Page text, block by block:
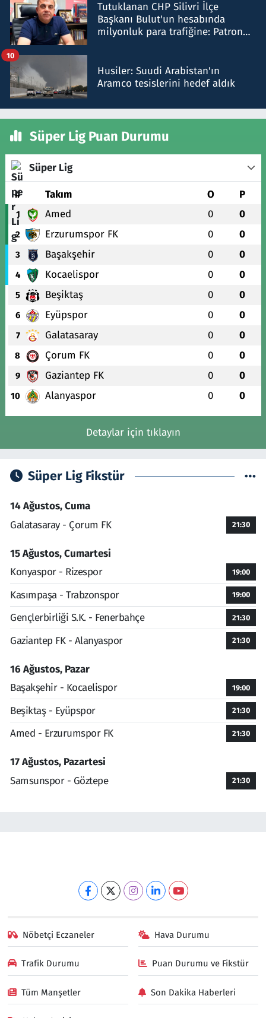
Tutuklanan CHP Silivri İlçe
Başkanı Bulut'un hesabında
milyonluk para trafiğine: Patron
Husiler: Suudi Arabistan'ın
Aramco tesislerini hedef aldık
10
Süper Lig Puan Durumu
Süper Lig
# Takım O P
1 Amed 0 0
2 Erzurumspor FK 0 0
3 Başakşehir 0 0
4 Kocaelispor 0 0
5 Beşiktaş 0 0
6 Eyüpspor 0 0
7 Galatasaray 0 0
8 Çorum FK 0 0
9 Gaziantep FK 0 0
10 Alanyaspor 0 0
Detaylar için tıklayın
Süper Lig Fikstür
14 Ağustos, Cuma
Galatasaray - Çorum FK
21:30
15 Ağustos, Cumartesi
Konyaspor - Rizespor
19:00
Kasımpaşa - Trabzonspor 19:00
Gençlerbirliği S.K. - Fenerbahçe 21:30
Gaziantep FK - Alanyaspor 21:30
16 Ağustos, Pazar
Başakşehir - Kocaelispor
19:00
Beşiktaş - Eyüpspor 21:30
Amed - Erzurumspor FK 21:30
17 Ağustos, Pazartesi
Samsunspor - Göztepe
21:30
Nöbetçi Eczaneler Hava Durumu
Trafik Durumu Puan Durumu ve Fikstür
Tüm Manşetler Son Dakika Haberleri